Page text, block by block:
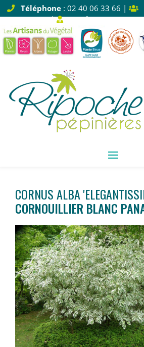
Téléphone: 02 40 06 33 66 |
Tapez 1 |
Service pro: Tapez
CORNUS ALBA
CORNOUILLIER BLANC